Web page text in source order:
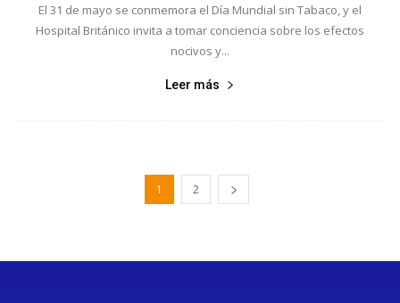
El 31 de mayo se conmemora el Día Mundial sin Tabaco, y el
Hospital Británico invita a tomar conciencia sobre los efectos
nocivos y...
Leer más
1 2